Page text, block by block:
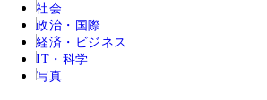
社会
政治・国際
経済・ビジネス
IT・科学
写真